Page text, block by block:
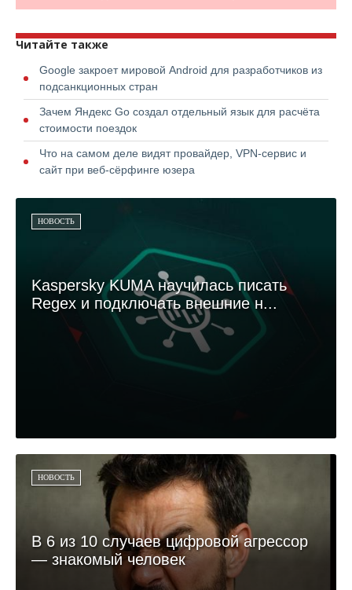
Читайте также
Google закроет мировой Android для разработчиков из
подсанкционных стран
Зачем Яндекс Go создал отдельный язык для расчёта
стоимости поездок
Что на самом деле видят провайдер, VPN-сервис и
сайт при веб-сёрфинге юзера
НОВОСТЬ
Kaspersky KUMA научилась писать
Regex и подключать внешние н...
НОВОСТЬ
В 6 из 10 случаев цифровой агрессор
— знакомый человек